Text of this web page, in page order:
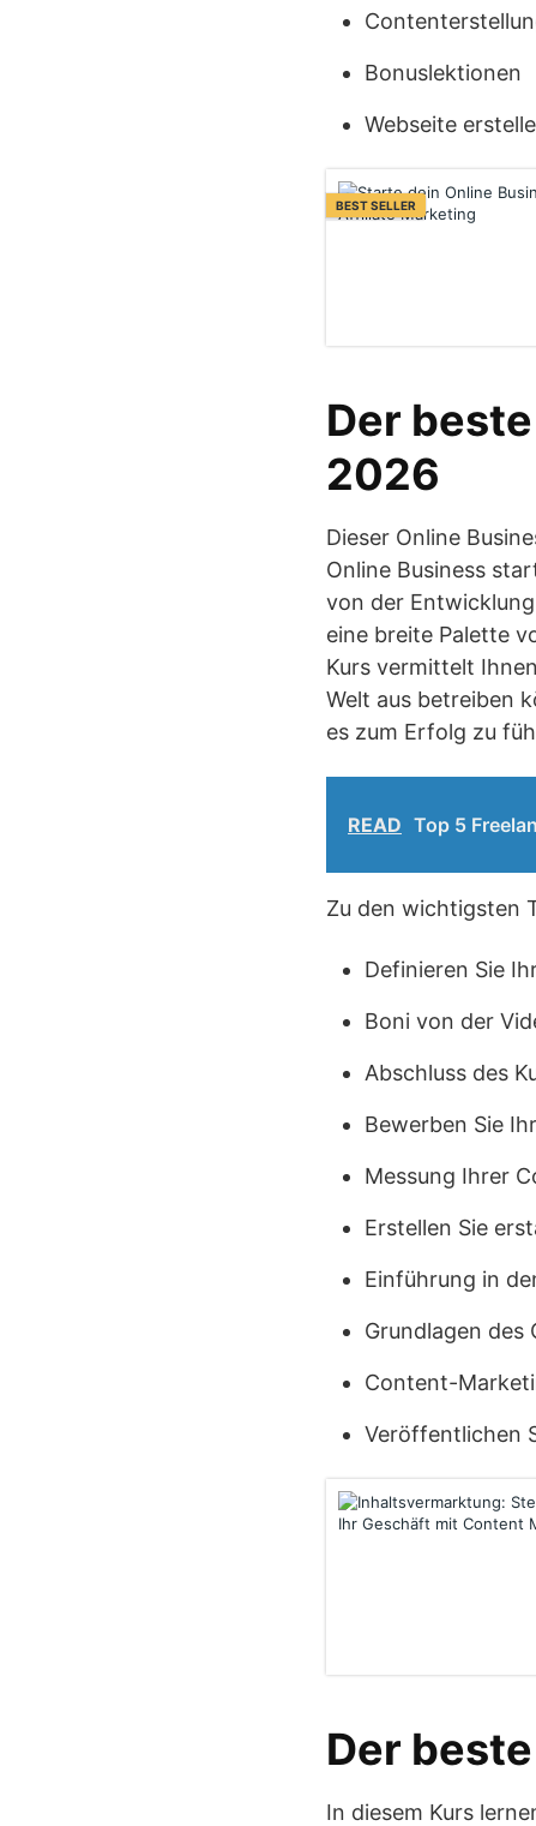
Bonuslektionen
Webseite
BEST SELLER
Der
2026
Dieser Online
Online Business
von der
eine breite Palette
Kurs vermittelt
Welt aus betreiben
es zum Erfolg zu
READ Top 5
Zu den wichtigsten
Definieren Sie
Boni von der
Abschluss des
Bewerben Sie
Messung Ihrer
Erstellen Sie
Einführung in
Grundlagen
Content-
Veröffentlichen
Der
In diesem Kurs